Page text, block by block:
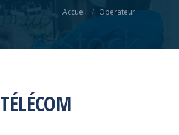
Vous êtes ici :
Accueil Opérateur